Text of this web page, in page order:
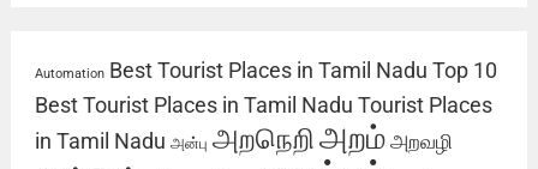
Automation Best Tourist Places in Tamil Nadu Top 10
Best Tourist Places in Tamil Nadu Tourist Places
in Tamil Nadu அன்பு அறநெறிஅறம் அறவழி